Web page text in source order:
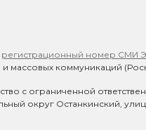
регистрационный номер СМИ
массовых коммуникаций
с ограниченной
округ Останкинский,